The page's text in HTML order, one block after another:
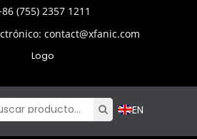
(755) 2357 1211
: contact@xfanic.com
EN